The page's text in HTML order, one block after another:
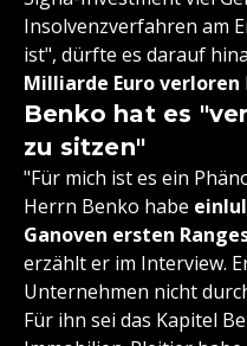
Insolvenzverfahren am
ist", dürfte es darauf
Milliarde Euro verloren
Benko hat es
zu sitzen"
"Für mich ist es ein
Herrn Benko habe
Ganoven ersten
erzählt er im Interview.
Unternehmen nicht
Für ihn sei das Kapitel